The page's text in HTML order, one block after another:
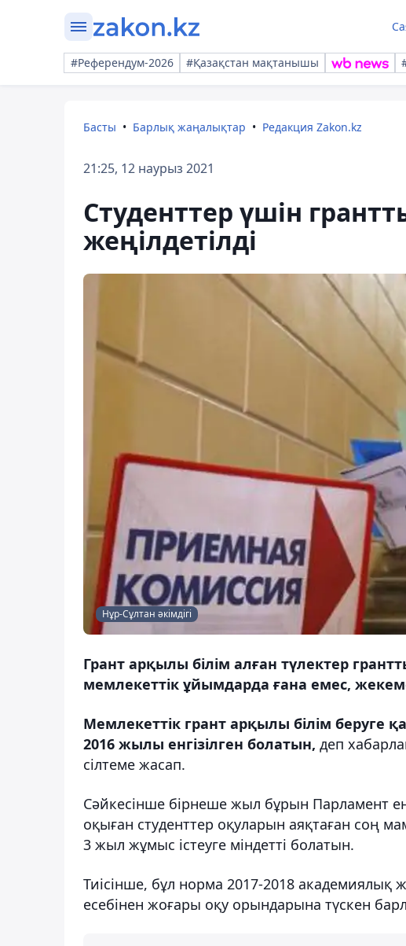
#Референдум-2026 #Қазақстан мақтанышы
Басты Барлық жаңалықтар Редакция Zakon.kz
21:25, 12 наурыз 2021
Студенттер үшін
жеңілдетілді
Нұр-Сұлтан әкімдігі
Грант арқылы білім алған түлектер
мемлекеттік ұйымдарда ғана емес,
Мемлекеттік грант арқылы білім беруге
2016 жылы енгізілген болатын, деп
сілтеме жасап.
Сәйкесінше бірнеше жыл бұрын Парламент
оқыған студенттер оқуларын аяқтаған соң
3 жыл жұмыс істеуге міндетті болатын.
Тиісінше, бұл норма 2017-2018 академиялық
есебінен жоғары оқу орындарына түскен